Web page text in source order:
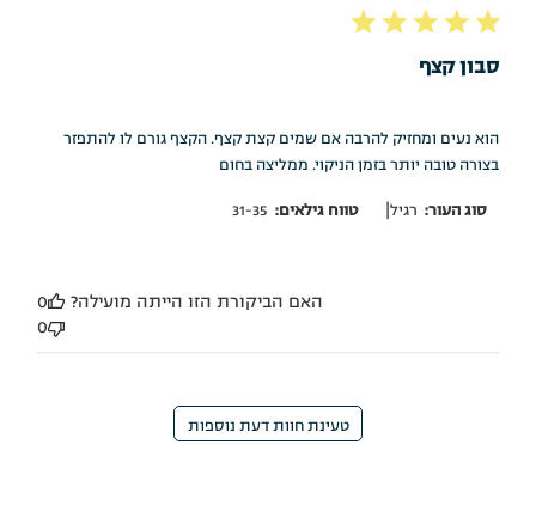
סבון קצף
הוא נעים ומחזיק להרבה אם שמים קצת קצף. הקצף גורם לו להתפזר
בצורה טובה יותר בזמן הניקוי. ממליצה בחום
סוג העור: רגיל| טווח גילאים: 31-35
האם הביקורת הזו הייתה מועילה?
0
0
טעינת חוות דעת נוספות